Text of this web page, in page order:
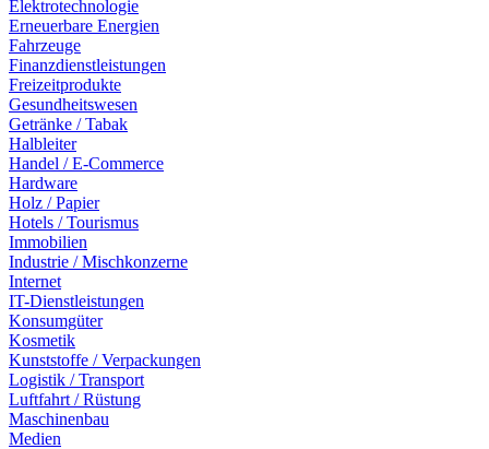
Elektrotechnologie
Erneuerbare Energien
Fahrzeuge
Finanzdienstleistungen
Freizeitprodukte
Gesundheitswesen
Getränke / Tabak
Halbleiter
Handel / E-Commerce
Hardware
Holz / Papier
Hotels / Tourismus
Immobilien
Industrie / Mischkonzerne
Internet
IT-Dienstleistungen
Konsumgüter
Kosmetik
Kunststoffe / Verpackungen
Logistik / Transport
Luftfahrt / Rüstung
Maschinenbau
Medien